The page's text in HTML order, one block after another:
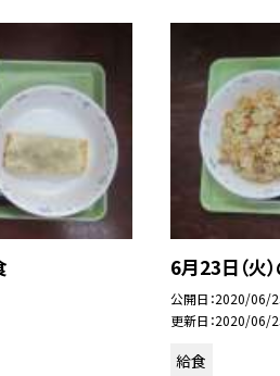
6月23日（火
公開日 2020/06/
更新日 2020/06/
給食